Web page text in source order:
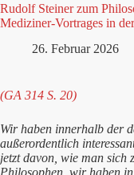
Rudolf Steiner zum
Mediziner-Vortrages in
26. Februar 2026
(GA 314 S. 20)
Wir haben innerhalb der
außerordentlich
jetzt davon, wie man sich
Philosophen, wir haben